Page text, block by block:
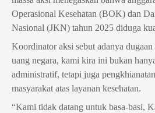
Operasional Kesehatan (BOK) dan
Nasional (JKN) tahun 2025 diduga
Koordinator aksi sebut adanya
uang negara, kami kira ini bukan
administratif, tetapi juga
masyarakat atas layanan kesehatan.
“Kami tidak datang untuk basa-basi,